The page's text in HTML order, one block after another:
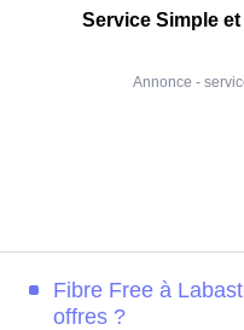
Service Simple
Annonce -
Fibre Free à
offres ?